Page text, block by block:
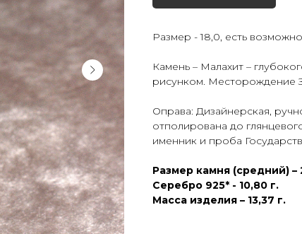
Размер - 18,0, есть
Камень – Малахит –
рисунком. Месторождение
Оправа: Дизайнерская,
отполирована до
именник и проба
Размер камня (средний) –
Серебро 925* - 10,80 г.
Масса изделия – 13,37 г.